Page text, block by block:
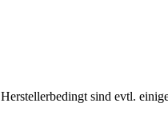
sind evtl.